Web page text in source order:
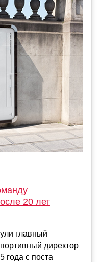
20 лет
главный
директор
года с поста